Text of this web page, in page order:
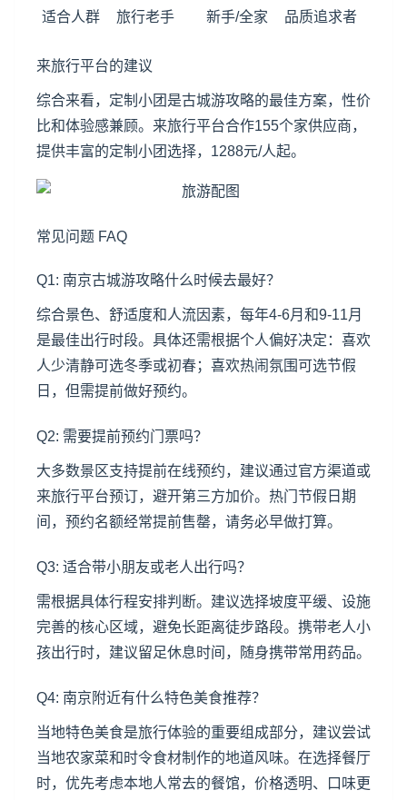
适合人群 旅行老手 新手/全家 品质追求者
来旅行平台的建议
综合来看，定制小团是古城游攻略的最佳方案，性价
比和体验感兼顾。来旅行平台合作155个家供应商，
提供丰富的定制小团选择，1288元/人起。
常见问题 FAQ
Q1: 南京古城游攻略什么时候去最好？
综合景色、舒适度和人流因素，每年4-6月和9-11月
是最佳出行时段。具体还需根据个人偏好决定：喜欢
人少清静可选冬季或初春；喜欢热闹氛围可选节假
日，但需提前做好预约。
Q2: 需要提前预约门票吗？
大多数景区支持提前在线预约，建议通过官方渠道或
来旅行平台预订，避开第三方加价。热门节假日期
间，预约名额经常提前售罄，请务必早做打算。
Q3: 适合带小朋友或老人出行吗？
需根据具体行程安排判断。建议选择坡度平缓、设施
完善的核心区域，避免长距离徒步路段。携带老人小
孩出行时，建议留足休息时间，随身携带常用药品。
Q4: 南京附近有什么特色美食推荐？
当地特色美食是旅行体验的重要组成部分，建议尝试
当地农家菜和时令食材制作的地道风味。在选择餐厅
时，优先考虑本地人常去的餐馆，价格透明、口味更